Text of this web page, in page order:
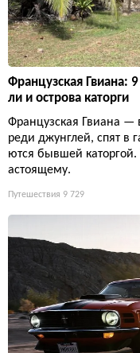
Французская Гвиана:
ли и острова каторги
Французская Гвиана —
реди джунглей, спят в
ются бывшей каторгой.
астоящему.
Путешествия 9 729